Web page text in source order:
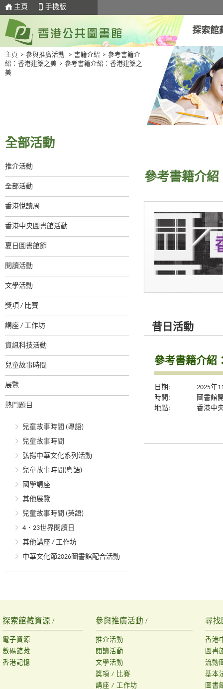
主頁 手機版
探索館
主頁 > 參與推廣活動 > 書籍介紹 > 參考書籍介
紹：香港建築之美 > 參考書籍介紹：香港建築之
美
全部活動
推介活動
全部活動
香港悅讀周
香港中央圖書館活動
夏日圖書館節
閱讀活動
文學活動
獎項 / 比賽
講座 / 工作坊
資訊科技活動
兒童故事時間
展覽
熱門題目
兒童故事時間 (粵語)
兒童故事時間
弘揚中華文化系列活動
兒童故事時間(粵語)
國學講座
其他展覽
兒童故事時間 (英語)
4．23世界閱讀日
其他講座 / 工作坊
中華文化節2026圖書館配合活動
參考書籍介紹
昔日活動
參考書籍介紹
日期:
2025年
時間:
圖書館
地點:
香港中
探索館藏資源 /
電子資源
數碼館藏
香港記憶
參與推廣活動 /
推介活動
閱讀活動
文學活動
獎項 / 比賽
講座 / 工作坊
尋找
香港
圖書
流動
基本
圖書